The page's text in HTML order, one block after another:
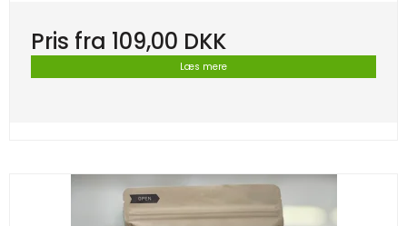
Pris fra 109,00 DKK
Læs mere